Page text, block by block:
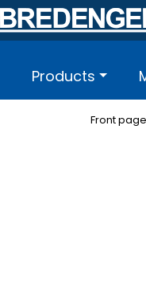
Skip to main content
Products
Front page